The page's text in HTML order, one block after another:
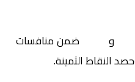
و ضمن منافسات
النقاط الثمينة.